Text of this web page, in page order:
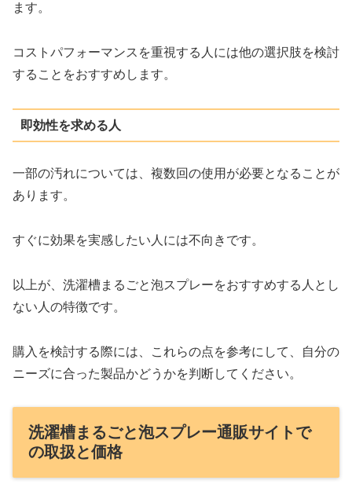
ます。
コストパフォーマンスを重視する人には他の選択肢を検討
することをおすすめします。
即効性を求める人
一部の汚れについては、複数回の使用が必要となることが
あります。
すぐに効果を実感したい人には不向きです。
以上が、洗濯槽まるごと泡スプレーをおすすめする人とし
ない人の特徴です。
購入を検討する際には、これらの点を参考にして、自分の
ニーズに合った製品かどうかを判断してください。
洗濯槽まるごと泡スプレー通販サイトで
の取扱と価格